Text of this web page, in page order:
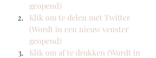
geopend)
Klik om te delen met Twitter
(Wordt in een nieuw venster
geopend)
Klik om af te drukken (Wordt in